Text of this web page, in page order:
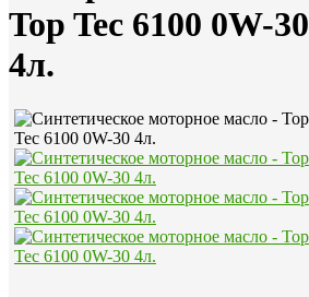
Top Tec 6100 0W-30
4л.